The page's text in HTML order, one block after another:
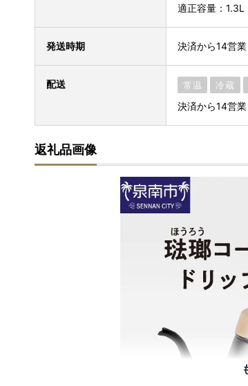
適正容量：1.3L
発送時期 決済から14営
配送 常温 冷蔵
決済から14営
返礼品画像